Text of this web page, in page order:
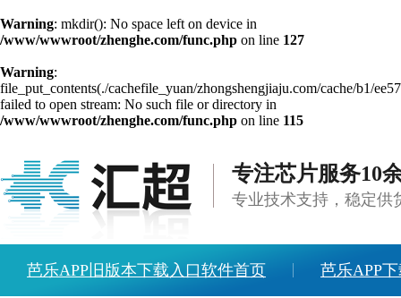
Warning: mkdir(): No space left on device in
/www/wwwroot/zhenghe.com/func.php on line 127
Warning:
file_put_contents(./cachefile_yuan/zhongshengjiaju.com/cache/b1/
failed to open stream: No such file or directory in
/www/wwwroot/zhenghe.com/func.php on line 115
专注芯片服务10
专业技术支持，稳定供
芭乐APP旧版本下载入口软件首页 芭乐APP